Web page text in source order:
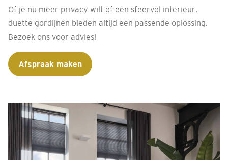
Of je nu meer privacy wilt of een sfeervol interieur,
duette gordijnen bieden altijd een passende oplossing.
Bezoek ons voor advies!
Afspraak maken